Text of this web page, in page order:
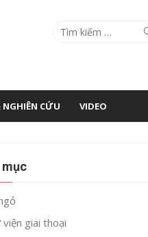
Search
NGHIÊN CỨU VIDEO
mục
viện giai thoại